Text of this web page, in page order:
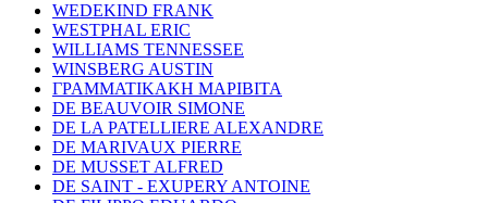
WEDEKIND FRANK
WESTPHAL ERIC
WILLIAMS TENNESSEE
WINSBERG AUSTIN
ΓΡΑΜΜΑΤΙΚΑΚΗ ΜΑΡΙΒΙΤΑ
DE BEAUVOIR SIMONE
DE LA PATELLIERE ALEXANDRE
DE MARIVAUX PIERRE
DE MUSSET ALFRED
DE SAINT - EXUPERY ANTOINE